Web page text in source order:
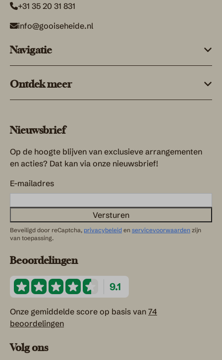
+31 35 20 31 831
info@gooiseheide.nl
Navigatie
Ontdek meer
Nieuwsbrief
Op de hoogte blijven van exclusieve arrangementen
en acties? Dat kan via onze nieuwsbrief!
E-mailadres
Versturen
Beveiligd door reCaptcha, privacybeleid en servicevoorwaarden zijn
van toepassing.
Beoordelingen
9.1
Onze gemiddelde score op basis van 74
beoordelingen
Volg ons